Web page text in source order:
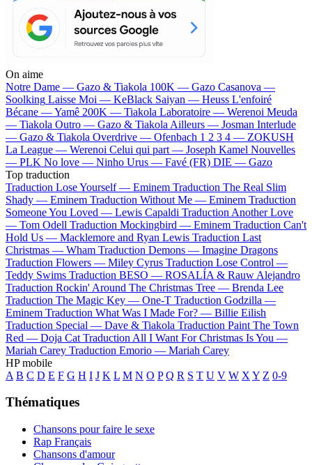
On aime
Notre Dame — Gazo & Tiakola 100K — Gazo Casanova —
Soolking Laisse Moi — KeBlack Saiyan — Heuss L'enfoiré
Bécane —Yamê 200K — Tiakola Laboratoire — Werenoi Meuda
— Tiakola Outro — Gazo & Tiakola Ailleurs — Josman Interlude
— Gazo & Tiakola Overdrive — Ofenbach 1 2 3 4 — ZOKUSH
La League — Werenoi Celui qui part — Joseph Kamel Nouvelles
— PLK No love — Ninho Urus — Favé (FR) DIE — Gazo
Top traduction
Traduction Lose Yourself — Eminem Traduction The Real Slim
Shady — Eminem Traduction Without Me — Eminem Traduction
Someone You Loved — Lewis Capaldi Traduction Another Love
— Tom Odell Traduction Mockingbird — Eminem Traduction Can't
Hold Us — Macklemore and Ryan Lewis Traduction Last
Christmas — Wham Traduction Demons — Imagine Dragons
Traduction Flowers — Miley Cyrus Traduction Lose Control —
Teddy Swims Traduction BESO — ROSALÍA & Rauw Alejandro
Traduction Rockin' Around The Christmas Tree — Brenda Lee
Traduction The Magic Key — One-T Traduction Godzilla —
Eminem Traduction What Was I Made For? — Billie Eilish
Traduction Special — Dave & Tiakola Traduction Paint The Town
Red — Doja Cat Traduction All I Want For Christmas Is You —
Mariah Carey Traduction Emorio — Mariah Carey
HP mobile
A B C D E F G H I J K L M N O P Q R S T U V W X Y Z 0-9
Thématiques
Chansons pour faire le sexe
Rap Français
Chansons d'amour